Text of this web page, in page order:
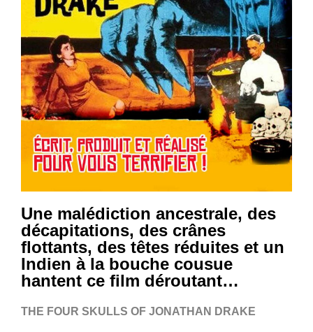
Une malédiction ancestrale, des
décapitations, des crânes
flottants, des têtes réduites et un
Indien à la bouche cousue
hantent ce film déroutant…
THE FOUR SKULLS OF JONATHAN DRAKE